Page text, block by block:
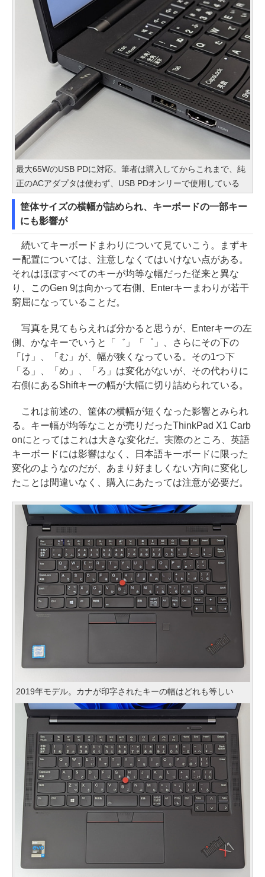
最大65WのUSB PDに対応。筆者は購入してからこれまで、純
正のACアダプタは使わず、USB PDオンリーで使用している
筐体サイズの横幅が詰められ、キーボードの一部キー
にも影響が
続いてキーボードまわりについて見ていこう。まずキ
ー配置については、注意しなくてはいけない点がある。
それはほぼすべてのキーが均等な幅だった従来と異な
り、このGen 9は向かって右側、Enterキーまわりが若干
窮屈になっていることだ。
写真を見てもらえれば分かると思うが、Enterキーの左
側、かなキーでいうと「゛」「゜」、さらにその下の
「け」、「む」が、幅が狭くなっている。その1つ下
「る」、「め」、「ろ」は変化がないが、その代わりに
右側にあるShiftキーの幅が大幅に切り詰められている。
これは前述の、筐体の横幅が短くなった影響とみられ
る。キー幅が均等なことが売りだったThinkPad X1 Carb
onにとってはこれは大きな変化だ。実際のところ、英語
キーボードには影響はなく、日本語キーボードに限った
変化のようなのだが、あまり好ましくない方向に変化し
たことは間違いなく、購入にあたっては注意が必要だ。
2019年モデル。カナが印字されたキーの幅はどれも等しい